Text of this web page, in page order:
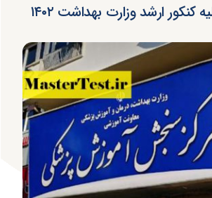
کنکور ارشد وزارت بهداشت ۱۴۰۲